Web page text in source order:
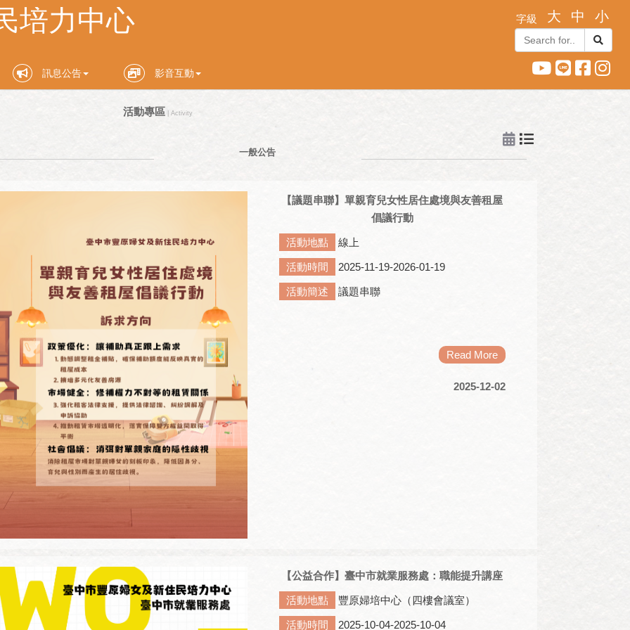
訊息公告 影音互動
活動專區| Activity
一般公告
【議題串聯】單親育兒女性居住處境與友善租屋
倡議行動
活動地點 線上
活動時間 2025-11-19-2026-01-19
活動簡述 議題串聯
Read More
2025-12-02
【公益合作】臺中市就業服務處：職能提升講座
活動地點 豐原婦培中心（四樓會議室）
活動時間 2025-10-04-2025-10-04